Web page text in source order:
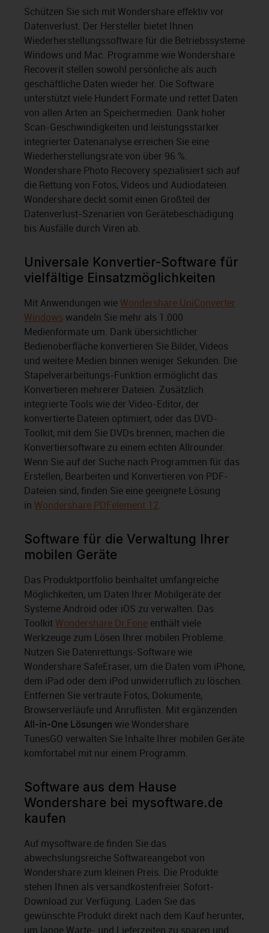
Schützen Sie sich mit Wondershare effektiv vor
Datenverlust. Der Hersteller bietet Ihnen
Wiederherstellungssoftware für die Betriebssysteme
Windows und Mac. Programme wie Wondershare
Recoverit stellen sowohl persönliche als auch
geschäftliche Daten wieder her. Die Software
unterstützt viele Hundert Formate und rettet Daten
von allen Arten an Speichermedien. Dank hoher
Scan-Geschwindigkeiten und leistungsstarker
integrierter Datenanalyse erreichen Sie eine
Wiederherstellungsrate von über 96 %.
Wondershare Photo Recovery spezialisiert sich auf
die Rettung von Fotos, Videos und Audiodateien.
Wondershare deckt somit einen Großteil der
Datenverlust-Szenarien von Gerätebeschädigung
bis Ausfälle durch Viren ab.
Universale Konvertier-Software für
vielfältige Einsatzmöglichkeiten
Mit Anwendungen wieWondershare UniConverter
Windows wandeln Sie mehr als 1.000
Medienformate um. Dank übersichtlicher
Bedienoberfläche konvertieren Sie Bilder, Videos
und weitere Medien binnen weniger Sekunden. Die
Stapelverarbeitungs-Funktion ermöglicht das
Konvertieren mehrerer Dateien. Zusätzlich
integrierte Tools wie der Video-Editor, der
konvertierte Dateien optimiert, oder das DVD-
Toolkit, mit dem Sie DVDs brennen, machen die
Konvertiersoftware zu einem echten Allrounder.
Wenn Sie auf der Suche nach Programmen für das
Erstellen, Bearbeiten und Konvertieren von PDF-
Dateien sind, finden Sie eine geeignete Lösung
in Wondershare PDFelement 12.
Software für die Verwaltung Ihrer
mobilen Geräte
Das Produktportfolio beinhaltet umfangreiche
Möglichkeiten, um Daten Ihrer Mobilgeräte der
Systeme Android oder iOS zu verwalten. Das
ToolkitWondershare Dr.Fone enthält viele
Werkzeuge zum Lösen Ihrer mobilen Probleme.
Nutzen Sie Datenrettungs-Software wie
Wondershare SafeEraser, um die Daten vom iPhone,
dem iPad oder dem iPod unwiderruflich zu löschen.
Entfernen Sie vertraute Fotos, Dokumente,
Browserverläufe und Anruflisten. Mit ergänzenden
All-in-One Lösungen wie Wondershare
TunesGO verwalten Sie Inhalte Ihrer mobilen Geräte
komfortabel mit nur einem Programm.
Software aus dem Hause
Wondershare bei mysoftware.de
kaufen
Auf mysoftware.de finden Sie das
abwechslungsreiche Softwareangebot von
Wondershare zum kleinen Preis. Die Produkte
stehen Ihnen als versandkostenfreier Sofort-
Download zur Verfügung. Laden Sie das
gewünschte Produkt direkt nach dem Kauf herunter,
um lange Warte- und Lieferzeiten zu sparen und